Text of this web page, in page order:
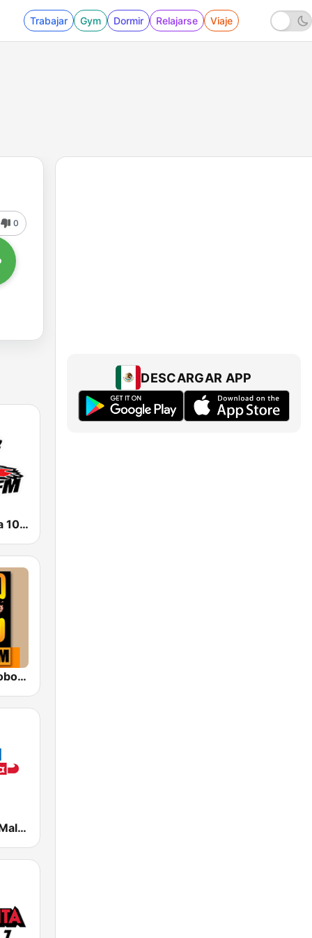
Trabajar Gym Dormir Relajarse Viaje
0
KTUZ La Zeta 106.7 FM
KIWI Radio Lobo 102.9 FM
El Bueno, La Mala y El Feo
DESCARGAR APP